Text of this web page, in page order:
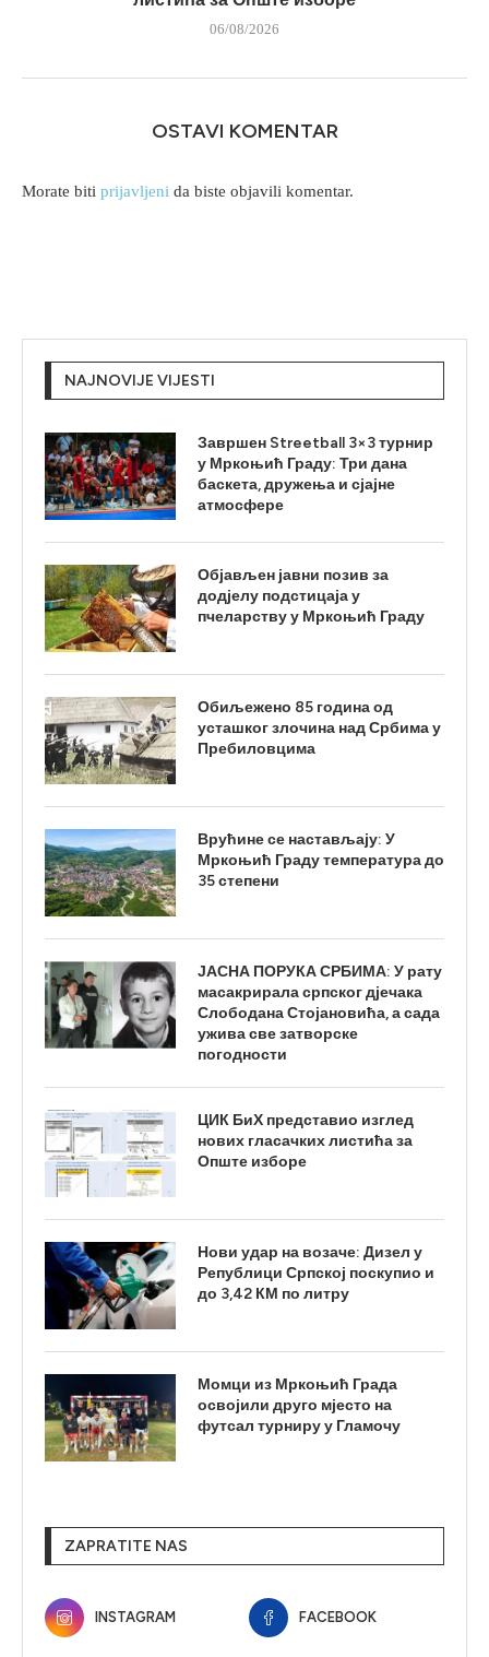
06/08/2026
OSTAVI KOMENTAR
Morate biti prijavljeni da biste objavili komentar.
NAJNOVIJE VIJESTI
Завршен Streetball 3×3 турнир
у Мркоњић Граду: Три дана
баскета, дружења и сјајне
атмосфере
Објављен јавни позив за
додјелу подстицаја у
пчеларству у Мркоњић Граду
Обиљежено 85 година од
усташког злочина над Србима у
Пребиловцима
Врућине се настављају: У
Мркоњић Граду температура до
35 степени
ЈАСНА ПОРУКА СРБИМА: У рату
масакрирала српског дјечака
Слободана Стојановића, а сада
ужива све затворске
погодности
ЦИК БиХ представио изглед
нових гласачких листића за
Опште изборе
Нови удар на возаче: Дизел у
Републици Српској поскупио и
до 3,42 КМ по литру
Момци из Мркоњић Града
освојили друго мјесто на
футсал турниру у Гламочу
ZAPRATITE NAS
INSTAGRAM FACEBOOK